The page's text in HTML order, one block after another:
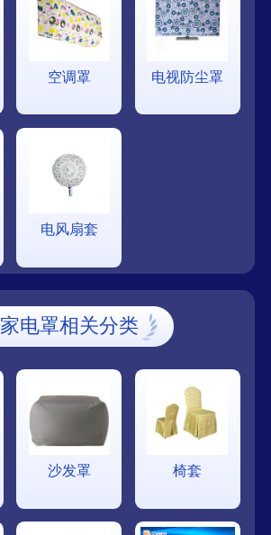
空调罩 电视防尘罩
电风扇套
家电罩相关分类
沙发罩 椅套